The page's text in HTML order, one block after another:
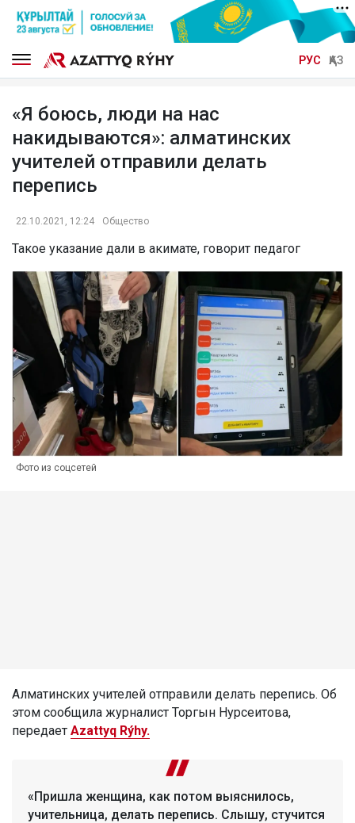
РУС ҚАЗ
«Я боюсь, люди на нас
накидываются»: алматинских
учителей отправили делать
перепись
22.10.2021, 12:24 Общество
Такое указание дали в акимате, говорит педагог
Фото из соцсетей
Алматинских учителей отправили делать перепись. Об
этом сообщила журналист Торгын Нурсеитова,
передает Azattyq Rýhy.
«Пришла женщина, как потом выяснилось,
учительница, делать перепись. Слышу, стучится